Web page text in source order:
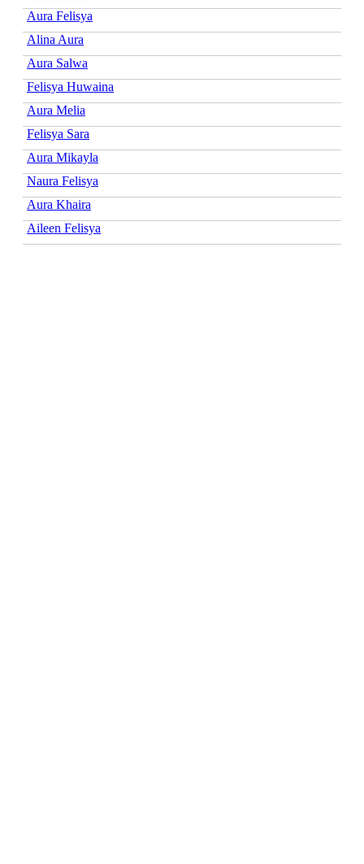
Aura Felisya
Alina Aura
Aura Salwa
Felisya Huwaina
Aura Melia
Felisya Sara
Aura Mikayla
Naura Felisya
Aura Khaira
Aileen Felisya